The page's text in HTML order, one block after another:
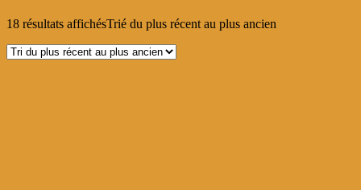
18 résultats affichésTrié du plus récent au plus ancien